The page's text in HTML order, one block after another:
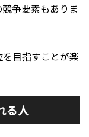
争要素もありま
目指すことが楽
る人